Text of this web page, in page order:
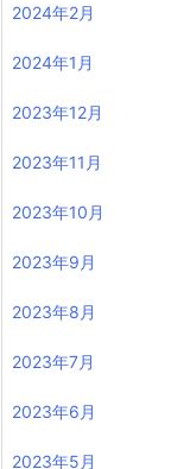
2024年2月
2024年1月
2023年12月
2023年11月
2023年10月
2023年9月
2023年8月
2023年7月
2023年6月
2023年5月